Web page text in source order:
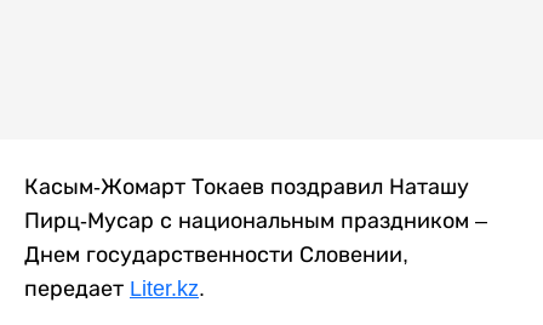
Касым-Жомарт Токаев поздравил Наташу
Пирц-Мусар с национальным праздником –
Днем государственности Словении,
передает Liter.kz.